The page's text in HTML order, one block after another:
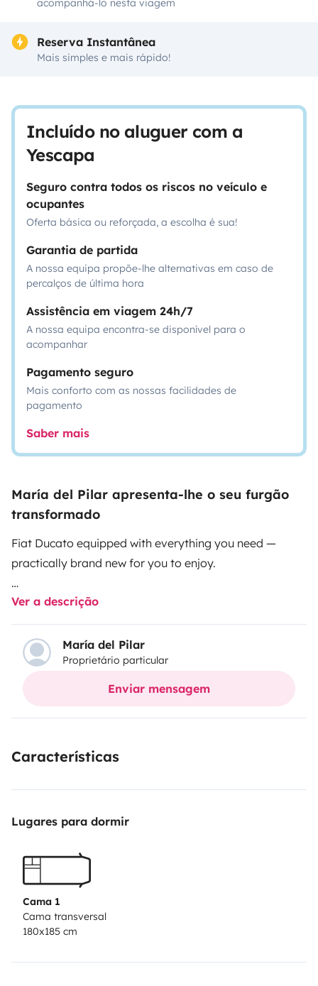
acompanhá-lo nesta viagem
Reserva Instantânea
Mais simples e mais rápido!
Incluído no aluguer com a
Yescapa
Seguro contra todos os riscos no veículo e
ocupantes
Oferta básica ou reforçada, a escolha é sua!
Garantia de partida
A nossa equipa propõe-lhe alternativas em caso de
percalços de última hora
Assistência em viagem 24h/7
A nossa equipa encontra-se disponível para o
acompanhar
Pagamento seguro
Mais conforto com as nossas facilidades de
pagamento
Saber mais
María del Pilar apresenta-lhe o seu furgão
transformado
Fiat Ducato equipped with everything you need —
practically brand new for you to enjoy.
King-size bed up to 1.85 × 1.80 m, suitable for up to
three people, with seating and travel capacity for
three. It includes a shower and chemical toilet, 10-liter
water heater, heating, cooking burners, 220 V sockets,
USB and USB-C ports, solar panel, booster, external
convenient to use your maps and music during the trip.
Ver a descrição
María del Pilar
Proprietário particular
Enviar mensagem
Características
Lugares para dormir
Cama 1
Cama transversal
180x185 cm